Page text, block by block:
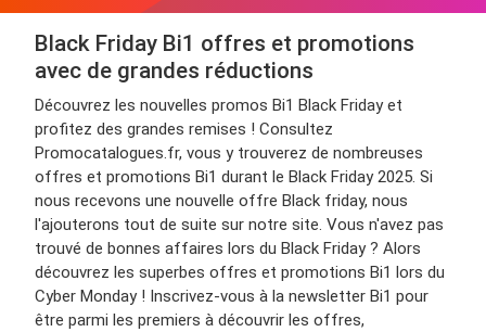
Black Friday Bi1 offres et promotions
avec de grandes réductions
Découvrez les nouvelles promos Bi1 Black Friday et
profitez des grandes remises ! Consultez
Promocatalogues.fr, vous y trouverez de nombreuses
offres et promotions Bi1 durant le Black Friday 2025. Si
nous recevons une nouvelle offre Black friday, nous
l'ajouterons tout de suite sur notre site. Vous n'avez pas
trouvé de bonnes affaires lors du Black Friday ? Alors
découvrez les superbes offres et promotions Bi1 lors du
Cyber Monday ! Inscrivez-vous à la newsletter Bi1 pour
être parmi les premiers à découvrir les offres,